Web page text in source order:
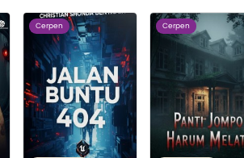
Cerpen Cerpen